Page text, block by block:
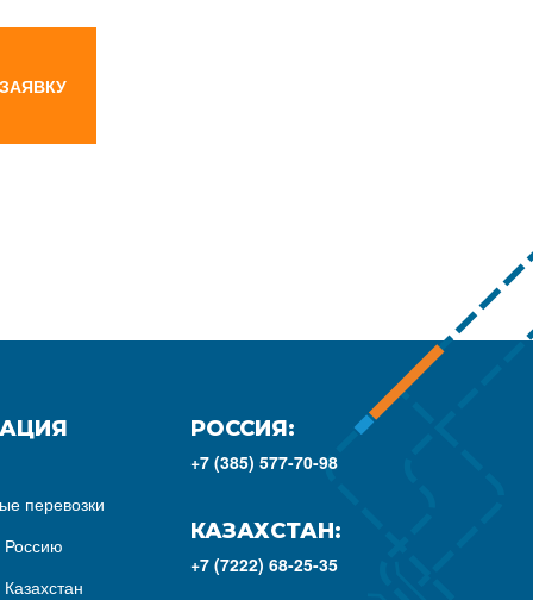
перевозки
Россию
РОССИЯ:
+7 (385) 577-70-98
КАЗАХСТАН:
+7 (7222) 68-25-35